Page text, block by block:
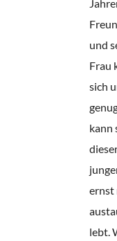
und
Frau
sich
kann
ernst
lebt.